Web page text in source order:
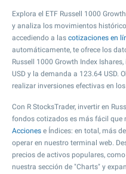
Explora el ETF Russell 1000
y analiza los movimientos
accediendo a las cotizaciones en
automáticamente, te ofrece los
Russell 1000 Growth Index
USD y la demanda a 123.64 USD.
realizar inversiones efectivas en los
Con R StocksTrader, invertir en
fondos cotizados es más fácil que
Acciones e Índices: en total, más
operar en nuestro terminal web.
precios de activos populares,
nuestra sección de "Charts" y